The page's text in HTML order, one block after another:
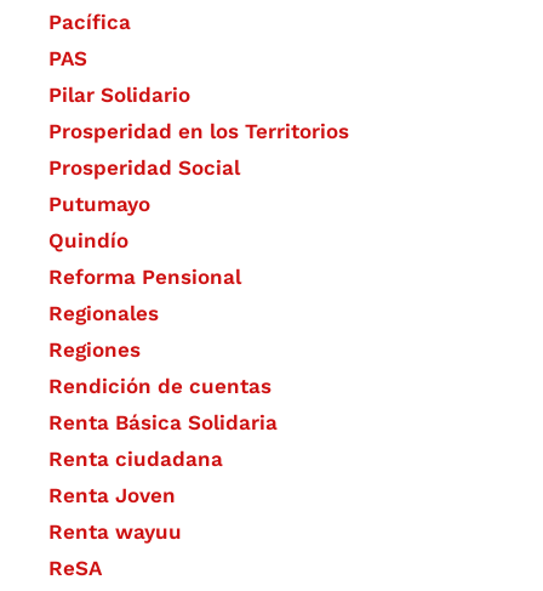
Pacífica
PAS
Pilar Solidario
Prosperidad en los Territorios
Prosperidad Social
Putumayo
Quindío
Reforma Pensional
Regionales
Regiones
Rendición de cuentas
Renta Básica Solidaria
Renta ciudadana
Renta Joven
Renta wayuu
ReSA